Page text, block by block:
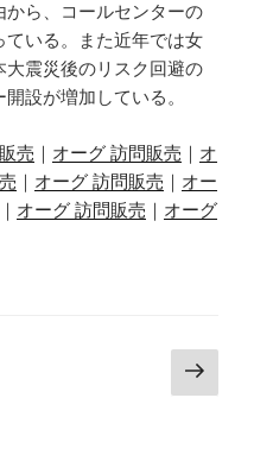
ら、コールセンターの
いる。また近年では女
震災後のリスク回避の
設が増加している。
売 ｜ オーグ 訪問販売 ｜ オ
｜ オーグ 訪問販売 ｜ オー
｜ オーグ 訪問販売 ｜ オーグ
次
の